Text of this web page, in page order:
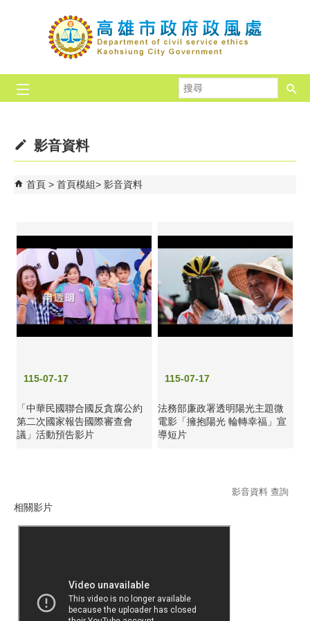
跳到主要內容區塊
尋
影音資料
首頁 首頁模組 影音資料
115-07-17
「中華民國聯合國反貪腐公約
第二次國家報告國際審查會
議」活動預告影片
115-07-17
法務部廉政署透明陽光主題微
電影「擁抱陽光 輪轉幸福」宣
導短片
影音資料 查詢
相關影片